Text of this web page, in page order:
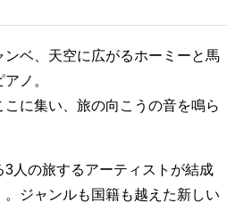
ンベ、天空に広がるホーミーと馬
ノ。
に集い、旅の向こうの音を鳴ら
3人の旅するアーティストが結成
。ジャンルも国籍も越えた新しい